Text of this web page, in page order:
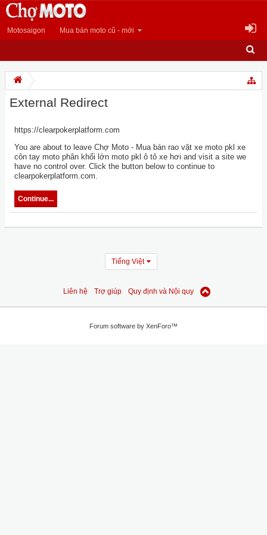
Motosaigon Mua bán moto cũ - mới
External Redirect
https://clearpokerplatform.com
You are about to leave Chợ Moto - Mua bán rao vặt xe moto pkl xe
côn tay moto phân khối lớn moto pkl ô tô xe hơi and visit a site we
have no control over. Click the button below to continue to
clearpokerplatform.com.
Continue...
Tiếng Việt
Liên hệ Trợ giúp Quy định và Nội quy
Forum software by XenForo™